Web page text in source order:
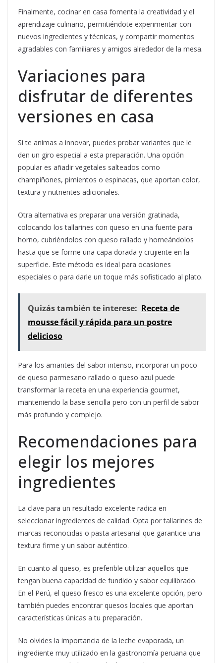
Finalmente, cocinar en casa fomenta la creatividad y el
aprendizaje culinario, permitiéndote experimentar con
nuevos ingredientes y técnicas, y compartir momentos
agradables con familiares y amigos alrededor de la mesa.
Variaciones para
disfrutar de diferentes
versiones en casa
Si te animas a innovar, puedes probar variantes que le
den un giro especial a esta preparación. Una opción
popular es añadir vegetales salteados como
champiñones, pimientos o espinacas, que aportan color,
textura y nutrientes adicionales.
Otra alternativa es preparar una versión gratinada,
colocando los tallarines con queso en una fuente para
horno, cubriéndolos con queso rallado y horneándolos
hasta que se forme una capa dorada y crujiente en la
superficie. Este método es ideal para ocasiones
especiales o para darle un toque más sofisticado al plato.
Quizás también te interese: Receta de
mousse fácil y rápida para un postre
delicioso
Para los amantes del sabor intenso, incorporar un poco
de queso parmesano rallado o queso azul puede
transformar la receta en una experiencia gourmet,
manteniendo la base sencilla pero con un perfil de sabor
más profundo y complejo.
Recomendaciones para
elegir los mejores
ingredientes
La clave para un resultado excelente radica en
seleccionar ingredientes de calidad. Opta por tallarines de
marcas reconocidas o pasta artesanal que garantice una
textura firme y un sabor auténtico.
En cuanto al queso, es preferible utilizar aquellos que
tengan buena capacidad de fundido y sabor equilibrado.
En el Perú, el queso fresco es una excelente opción, pero
también puedes encontrar quesos locales que aportan
características únicas a tu preparación.
No olvides la importancia de la leche evaporada, un
ingrediente muy utilizado en la gastronomía peruana que